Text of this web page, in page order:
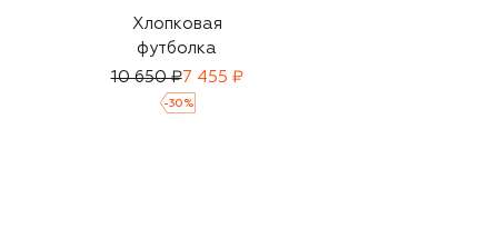
Хлопковая
футболка
10 650 ₽7 455 ₽
-30 %